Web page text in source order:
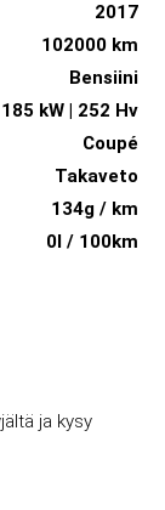
2017
102000 km
Bensiini
185 kW | 252 Hv
Coupé
Takaveto
134g / km
0l / 100km
ja kysy